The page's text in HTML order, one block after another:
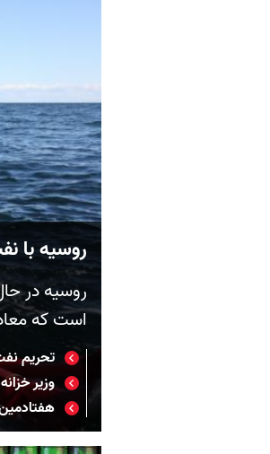
روسیه با
است که معادل حدود ٧٠
تحریم
وزیر